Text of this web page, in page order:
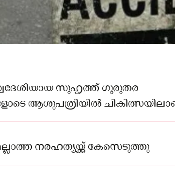
സുഹൃത്ത് ഗുരുതര
ആശുപത്രിയിൽ
നരഹത്യയ്ക്ക് കേസെടുത്തു